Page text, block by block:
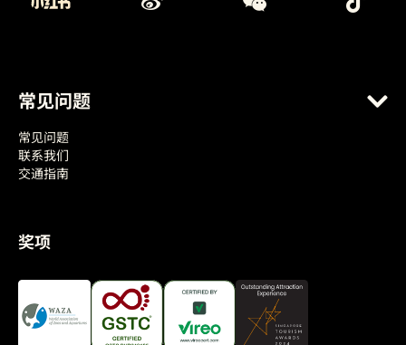
常见问题
常见问题
联系我们
交通指南
奖项